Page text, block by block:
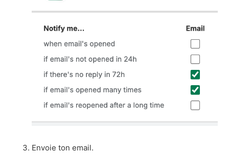
Envoie ton email.